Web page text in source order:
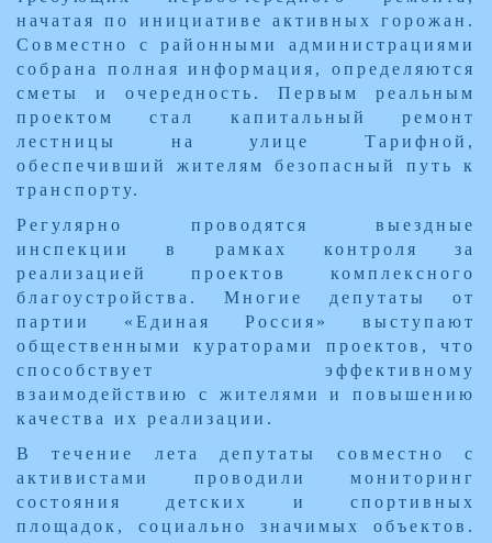
начатая по инициативе активных горожан.
Совместно с районными администрациями
собрана полная информация, определяются
сметы и очередность. Первым реальным
проектом стал капитальный ремонт
лестницы на улице Тарифной,
обеспечивший жителям безопасный путь к
транспорту.
Регулярно проводятся выездные
инспекции в рамках контроля за
реализацией проектов комплексного
благоустройства. Многие депутаты от
партии «Единая Россия» выступают
общественными кураторами проектов, что
способствует эффективному
взаимодействию с жителями и повышению
качества их реализации.
В течение лета депутаты совместно с
активистами проводили мониторинг
состояния детских и спортивных
площадок, социально значимых объектов.